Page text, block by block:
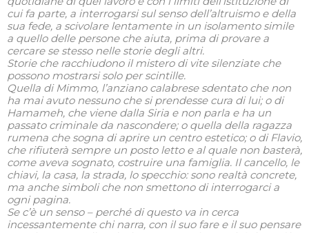
cui fa parte, a interrogarsi sul senso dell’altruismo e della
sua fede, a scivolare lentamente in un isolamento simile
a quello delle persone che aiuta, prima di provare a
cercare se stesso nelle storie degli altri.
Storie che racchiudono il mistero di vite silenziate che
possono mostrarsi solo per scintille.
Quella di Mimmo, l’anziano calabrese sdentato che non
ha mai avuto nessuno che si prendesse cura di lui; o di
Hamameh, che viene dalla Siria e non parla e ha un
passato criminale da nascondere; o quella della ragazza
rumena che sogna di aprire un centro estetico; o di Flavio,
che rifiuterà sempre un posto letto e al quale non basterà,
come aveva sognato, costruire una famiglia. Il cancello, le
chiavi, la casa, la strada, lo specchio: sono realtà concrete,
ma anche simboli che non smettono di interrogarci a
ogni pagina.
Se c’è un senso – perché di questo va in cerca
incessantemente chi narra, con il suo fare e il suo pensare